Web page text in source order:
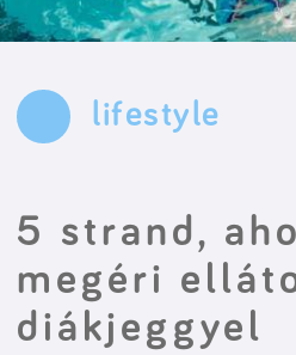
lifestyle
5 strand,
megéri
diákjeggyel